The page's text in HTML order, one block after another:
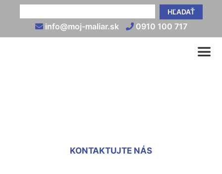
HĽADAŤ
info@moj-maliar.sk 0910 100 717
KONTAKTUJTE NÁS